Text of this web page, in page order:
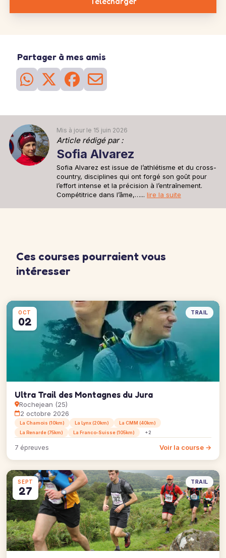
chaque jambes
attend en général autour des km 25-30 d'un marathon.
Partager à mes amis
Mis à jour le 15 juin 2026
Article rédigé par :
Sofia Alvarez
Sofia Alvarez est issue de l’athlétisme et du cross-
country, disciplines qui ont forgé son goût pour
l’effort intense et la précision à l’entraînement.
Compétitrice dans l’âme,…... lire la suite
Ces courses pourraient vous
intéresser
OCT
02
TRAIL
Ultra Trail des Montagnes du Jura
Rochejean (25)
2 octobre 2026
La Chamois (10km) La Lynx (20km)
La CMM (40km)
La Renarde (75km)
La Franco-Suisse (105km) +2
7 épreuves Voir la course →
SEPT
27
TRAIL